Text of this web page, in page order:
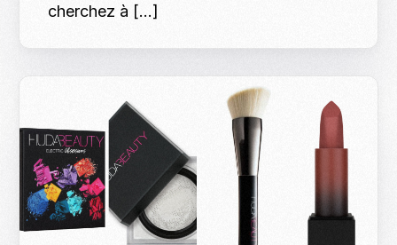
cherchez à […]